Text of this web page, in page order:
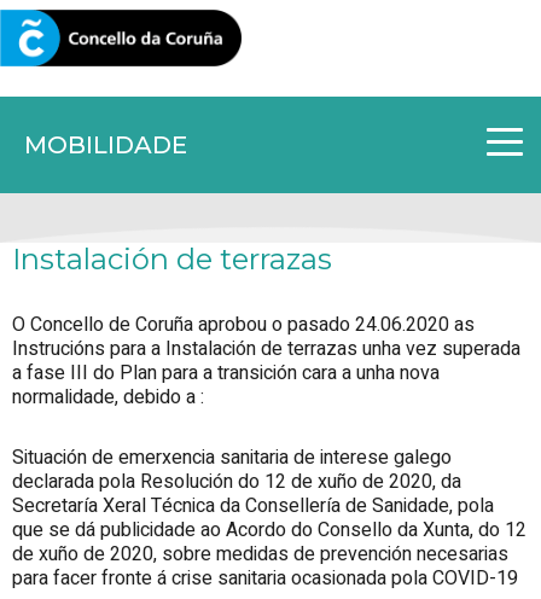
MOBILIDADE
CORUNA.GAL
Instalación de terrazas
O Concello de Coruña aprobou o pasado 24.06.2020 as
Instrucións para a Instalación de terrazas unha vez superada
a fase III do Plan para a transición cara a unha nova
normalidade, debido a :
Situación de emerxencia sanitaria de interese galego
declarada pola Resolución do 12 de xuño de 2020, da
Secretaría Xeral Técnica da Consellería de Sanidade, pola
que se dá publicidade ao Acordo do Consello da Xunta, do 12
de xuño de 2020, sobre medidas de prevención necesarias
para facer fronte á crise sanitaria ocasionada pola COVID-19